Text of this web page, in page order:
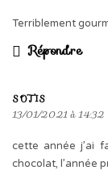
Terriblement
Répondre
SOTIS
13/01/2021 à 14:32
cette année j’ai
chocolat, l’année